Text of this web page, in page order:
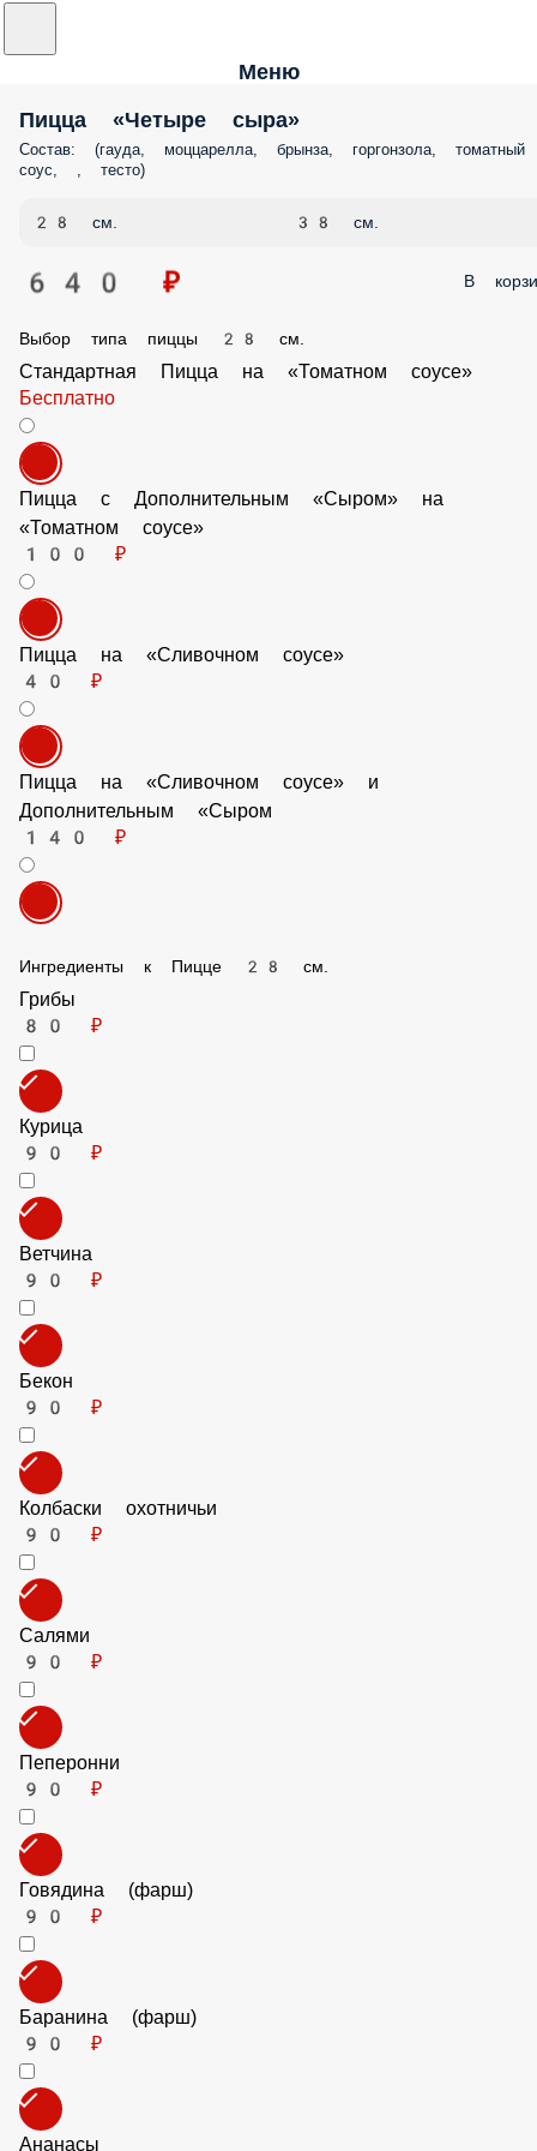
Меню
Пицца «Четыре сыра»
Состав: (гауда, моццарелла, брынза, горгонзола, томатный
соус, , тесто)
28 см. 38 см.
640 ₽ В
Выбор типа пиццы 28 см.
Пицца с Дополнительным «Сыром» на «Томатном
100 ₽
Пицца на «Сливочном соусе»
40 ₽
Пицца на «Сливочном соусе» и Дополнительным
«Сыром
Ингредиенты к Пицце 28 см.
Грибы
80 ₽
Курица
90 ₽
Бекон
90 ₽
Колбаски охотничьи
90 ₽
Салями
90 ₽